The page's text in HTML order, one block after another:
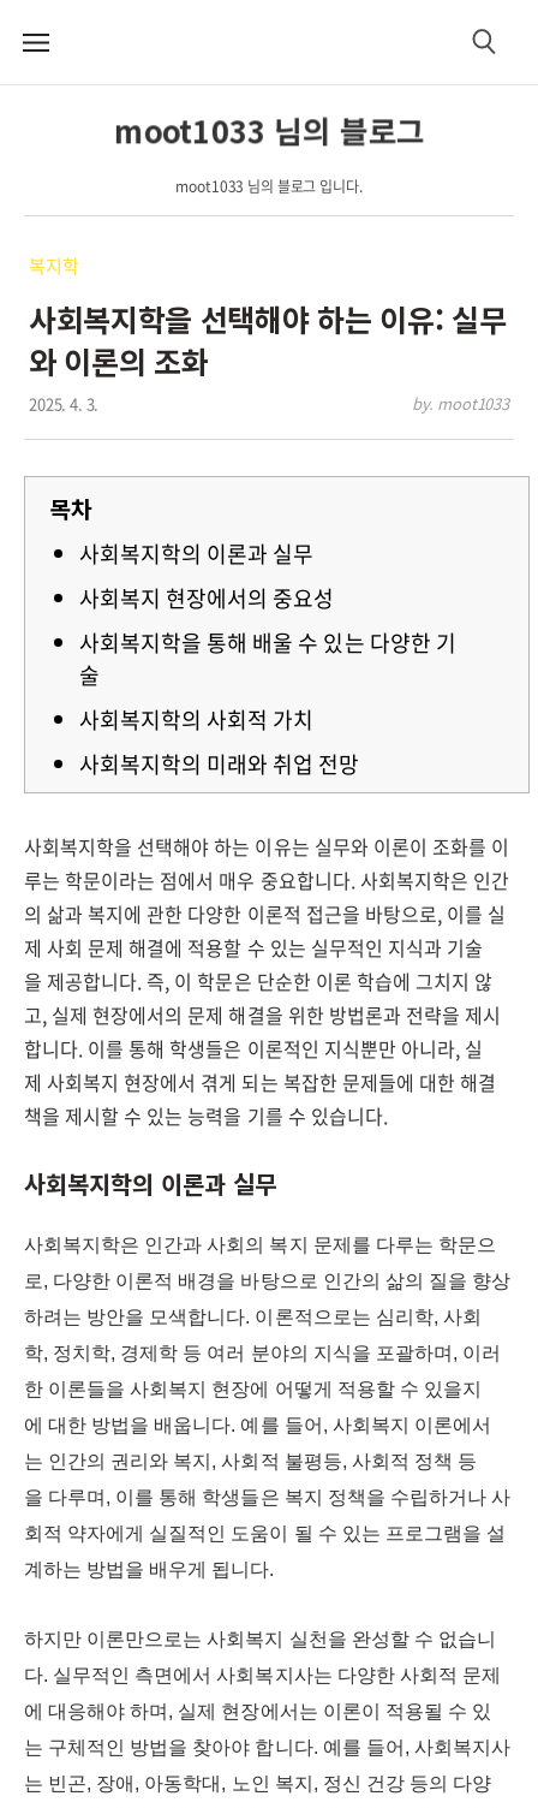
메
검
moot1033 님의 블로그
moot1033 님의 블로그 입니다.
복지학
사회복지학을 선택해야 하는 이유: 실무
와 이론의 조화
2025. 4. 3. by. moot1033
목차
사회복지학의 이론과 실무
사회복지 현장에서의 중요성
사회복지학을 통해 배울 수 있는 다양한 기
술
사회복지학의 사회적 가치
사회복지학의 미래와 취업 전망
사회복지학을 선택해야 하는 이유는 실무와 이론이 조화를 이
루는 학문이라는 점에서 매우 중요합니다. 사회복지학은 인간
의 삶과 복지에 관한 다양한 이론적 접근을 바탕으로, 이를 실
제 사회 문제 해결에 적용할 수 있는 실무적인 지식과 기술
을 제공합니다. 즉, 이 학문은 단순한 이론 학습에 그치지 않
고, 실제 현장에서의 문제 해결을 위한 방법론과 전략을 제시
합니다. 이를 통해 학생들은 이론적인 지식뿐만 아니라, 실
제 사회복지 현장에서 겪게 되는 복잡한 문제들에 대한 해결
책을 제시할 수 있는 능력을 기를 수 있습니다.
사회복지학의 이론과 실무
사회복지학은 인간과 사회의 복지 문제를 다루는 학문으
로, 다양한 이론적 배경을 바탕으로 인간의 삶의 질을 향상
하려는 방안을 모색합니다. 이론적으로는 심리학, 사회
학, 정치학, 경제학 등 여러 분야의 지식을 포괄하며, 이러
한 이론들을 사회복지 현장에 어떻게 적용할 수 있을지
에 대한 방법을 배웁니다. 예를 들어, 사회복지 이론에서
는 인간의 권리와 복지, 사회적 불평등, 사회적 정책 등
을 다루며, 이를 통해 학생들은 복지 정책을 수립하거나 사
회적 약자에게 실질적인 도움이 될 수 있는 프로그램을 설
계하는 방법을 배우게 됩니다.
하지만 이론만으로는 사회복지 실천을 완성할 수 없습니
다. 실무적인 측면에서 사회복지사는 다양한 사회적 문제
에 대응해야 하며, 실제 현장에서는 이론이 적용될 수 있
는 구체적인 방법을 찾아야 합니다. 예를 들어, 사회복지사
는 빈곤, 장애, 아동학대, 노인 복지, 정신 건강 등의 다양